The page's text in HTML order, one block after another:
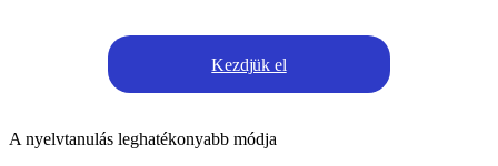
Kezdjük el
A nyelvtanulás leghatékonyabb módja